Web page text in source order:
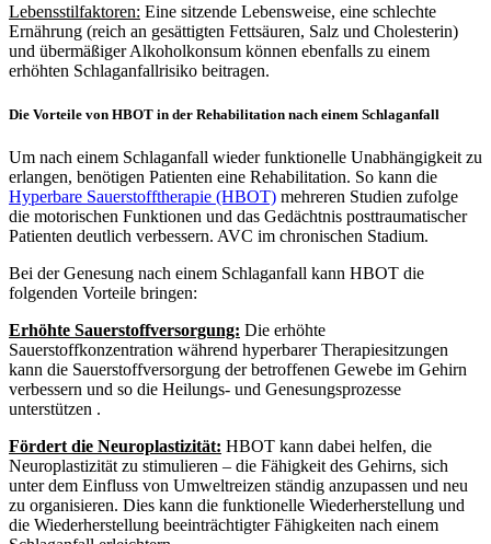
Lebensstilfaktoren: Eine sitzende Lebensweise, eine schlechte
Ernährung (reich an gesättigten Fettsäuren, Salz und Cholesterin)
und übermäßiger Alkoholkonsum können ebenfalls zu einem
erhöhten Schlaganfallrisiko beitragen.
Die Vorteile von HBOT in der Rehabilitation nach einem Schlaganfall
Um nach einem Schlaganfall wieder funktionelle Unabhängigkeit zu
erlangen, benötigen Patienten eine Rehabilitation. So kann die
Hyperbare Sauerstofftherapie (HBOT) mehreren Studien zufolge
die motorischen Funktionen und das Gedächtnis posttraumatischer
Patienten deutlich verbessern. AVC im chronischen Stadium.
Bei der Genesung nach einem Schlaganfall kann HBOT die
folgenden Vorteile bringen:
Erhöhte Sauerstoffversorgung: Die erhöhte
Sauerstoffkonzentration während hyperbarer Therapiesitzungen
kann die Sauerstoffversorgung der betroffenen Gewebe im Gehirn
verbessern und so die Heilungs- und Genesungsprozesse
unterstützen .
Fördert die Neuroplastizität: HBOT kann dabei helfen, die
Neuroplastizität zu stimulieren – die Fähigkeit des Gehirns, sich
unter dem Einfluss von Umweltreizen ständig anzupassen und neu
zu organisieren. Dies kann die funktionelle Wiederherstellung und
die Wiederherstellung beeinträchtigter Fähigkeiten nach einem